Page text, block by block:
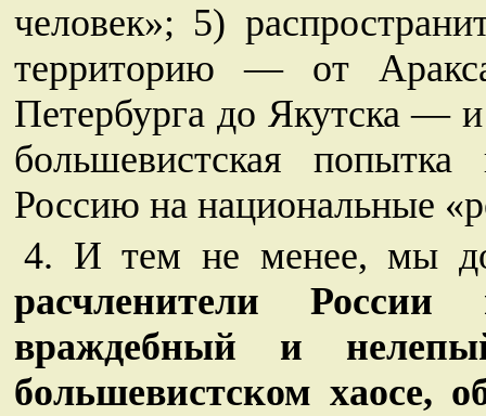
человек»; 5)
территорию — от
Петербурга до Якутска —
большевистская
Россию на национальные
4. И тем не менее, мы
расчленители
враждебный и
большевистском хаосе,